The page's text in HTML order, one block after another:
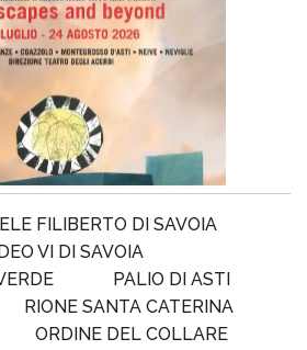
FILIBERTO DI SAVOIA
VI DI SAVOIA
PALIO DI ASTI
RIONE SANTA CATERINA
ORDINE DEL COLLARE